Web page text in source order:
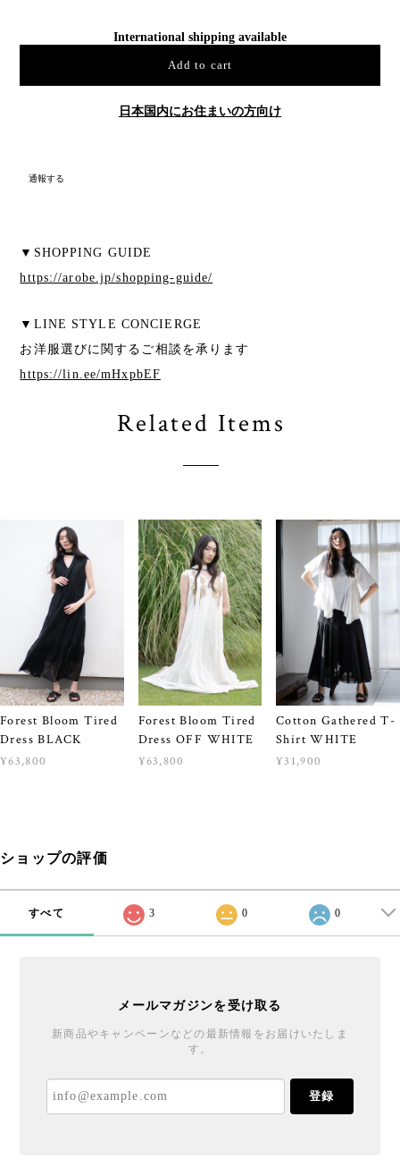
International shipping available
Add to cart
日本国内にお住まいの方向け
通報する
▼SHOPPING GUIDE
https://arobe.jp/shopping-guide/
▼LINE STYLE CONCIERGE
お洋服選びに関するご相談を承ります
https://lin.ee/mHxpbEF
Related Items
Forest Bloom Tired
Dress BLACK
¥63,800
Forest Bloom Tired
Dress OFF WHITE
¥63,800
Cotton Gathered T-
Shirt WHITE
¥31,900
ショップの評価
すべて 3 0 0
メールマガジンを受け取る
新商品やキャンペーンなどの最新情報をお届けいたしま
す。
登録